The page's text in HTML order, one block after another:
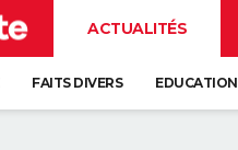
ACTUALITÉS
FAITS DIVERS EDUCATION